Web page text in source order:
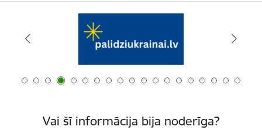
Vai šī informācija bija noderīga?